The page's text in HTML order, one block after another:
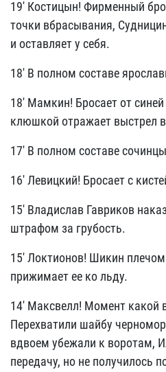
19' Костицын! Фирменный
точки вбрасывания,
и оставляет у себя.
18' В полном составе
18' Мамкин! Бросает от
клюшкой отражает выстрел в
17' В полном составе
16' Левицкий! Бросает с
15' Владислав Гавриков
штрафом за грубость.
15' Локтионов! Шикин
прижимает ее ко льду.
14' Максвелл! Момент какой
Перехватили шайбу
вдвоем убежали к воротам,
передачу, но не получилось